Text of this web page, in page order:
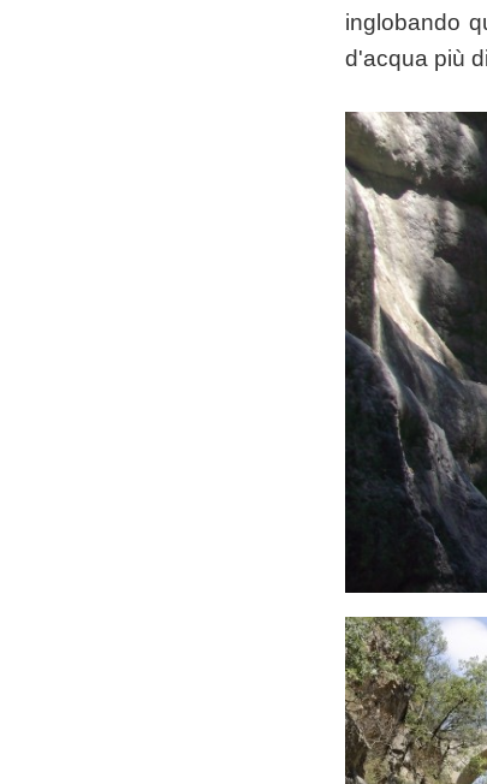
inglobando
d'acqua più